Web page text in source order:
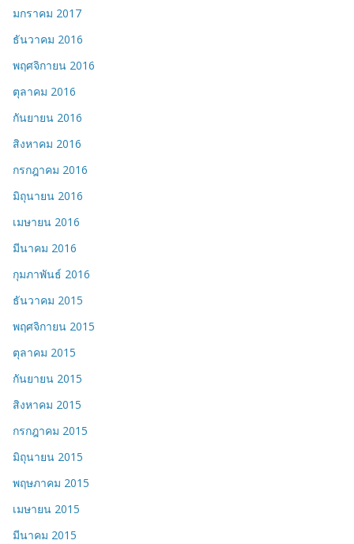
มกราคม 2017
ธันวาคม 2016
พฤศจิกายน 2016
ตุลาคม 2016
กันยายน 2016
สิงหาคม 2016
กรกฎาคม 2016
มิถุนายน 2016
เมษายน 2016
มีนาคม 2016
กุมภาพันธ์ 2016
ธันวาคม 2015
พฤศจิกายน 2015
ตุลาคม 2015
กันยายน 2015
สิงหาคม 2015
กรกฎาคม 2015
มิถุนายน 2015
พฤษภาคม 2015
เมษายน 2015
มีนาคม 2015